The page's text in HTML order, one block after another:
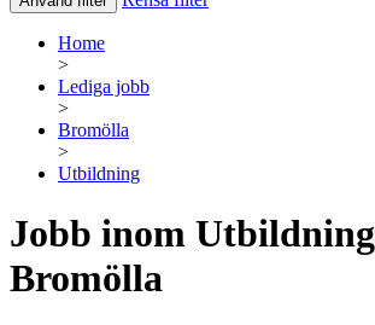
Home
>
Lediga jobb
>
Bromölla
>
Utbildning
Jobb inom
Bromölla